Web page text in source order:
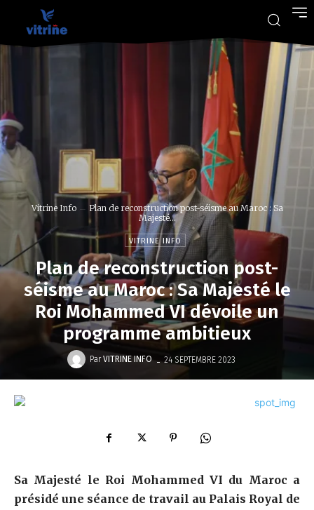
Vitrine Info
Plan de reconstruction post-séisme au Maroc : Sa
Majesté...
VITRINE INFO
Plan de reconstruction post-
séisme au Maroc : Sa Majesté le
Roi Mohammed VI dévoile un
programme ambitieux
Par VITRINE INFO - 24 SEPTEMBRE 2023
Sa Majesté le Roi Mohammed VI du Maroc a
présidé une séance de travail au Palais Royal de